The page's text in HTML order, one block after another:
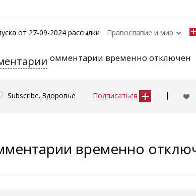
от 27-09-2024 рассылки Православие и мир
омментарии временно отключен
Subscribe. Здоровье Подписаться |
временно